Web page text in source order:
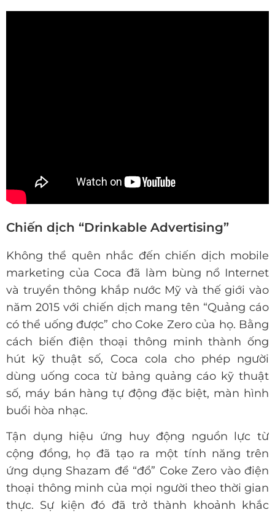
Chiến dịch “Drinkable Advertising”
Không thể quên nhắc đến chiến dịch mobile
marketing của Coca đã làm bùng nổ Internet
và truyền thông khắp nước Mỹ và thế giới vào
năm 2015 với chiến dịch mang tên “Quảng cáo
có thể uống được” cho Coke Zero của họ. Bằng
cách biến điện thoại thông minh thành ống
hút kỹ thuật số, Coca cola cho phép người
dùng uống coca từ bảng quảng cáo kỹ thuật
số, máy bán hàng tự động đặc biệt, màn hình
buổi hòa nhạc.
Tận dụng hiệu ứng huy động nguồn lực từ
cộng đồng, họ đã tạo ra một tính năng trên
ứng dụng Shazam để “đổ” Coke Zero vào điện
thoại thông minh của mọi người theo thời gian
thực. Sự kiện đó đã trở thành khoảnh khắc